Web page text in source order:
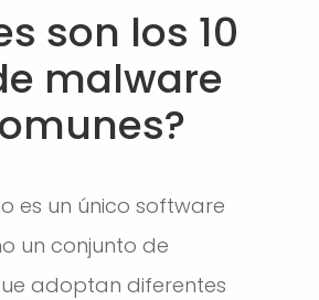
son los 10
malware
es un único software
un conjunto de
adoptan diferentes